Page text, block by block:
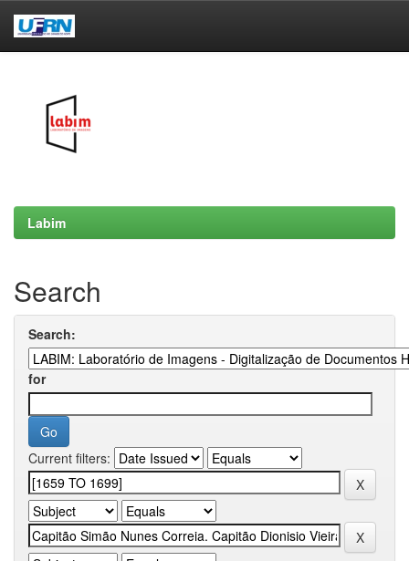
Labim
Search
Search:
for
Current filters: